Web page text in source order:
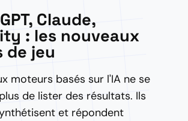
Claude,
: les nouveaux
de jeu
moteurs basés sur l'IA ne se
de lister des résultats. Ils
et répondent